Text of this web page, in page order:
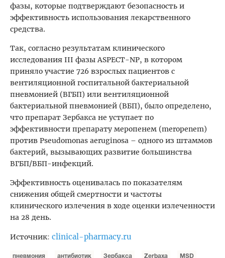
фазы, которые подтверждают безопасность и
эффективность использования лекарственного
средства.
Так, согласно результатам клинического
исследования III фазы ASPECT-NP, в котором
приняло участие 726 взрослых пациентов с
вентиляционной госпитальной бактериальной
пневмонией (ВГБП) или вентиляционной
бактериальной пневмонией (ВБП), было определено,
что препарат Зербакса не уступает по
эффективности препарату меропенем (meropenem)
против Pseudomonas aeruginosa – одного из штаммов
бактерий, вызывающих развитие большинства
ВГБП/ВБП-инфекций.
Эффективность оценивалась по показателям
снижения общей смертности и частоты
клинического излечения в ходе оценки излеченности
на 28 день.
Источник: clinical-pharmacy.ru
пневмония антибиотик Зербакса Zerbaxa MSD